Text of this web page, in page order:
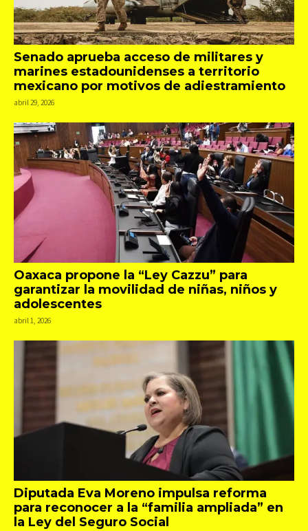
Senado aprueba acceso de militares y
marines estadounidenses a territorio
mexicano por motivos de adiestramiento
abril 29, 2026
Oaxaca propone la “Ley Cazzu” para
garantizar la movilidad de niñas, niños y
adolescentes
abril 1, 2026
Diputada Eva Moreno impulsa reforma
para reconocer a la “familia ampliada” en
la Ley del Seguro Social